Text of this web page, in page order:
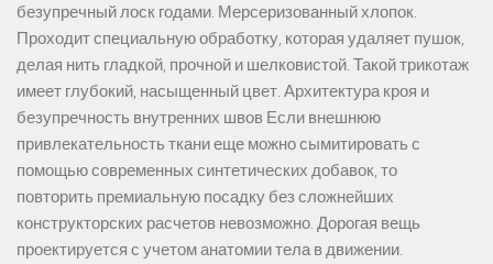
безупречный лоск годами. Мерсеризованный хлопок.
Проходит специальную обработку, которая удаляет пушок,
делая нить гладкой, прочной и шелковистой. Такой трикотаж
имеет глубокий, насыщенный цвет. Архитектура кроя и
безупречность внутренних швов Если внешнюю
привлекательность ткани еще можно сымитировать с
помощью современных синтетических добавок, то
повторить премиальную посадку без сложнейших
конструкторских расчетов невозможно. Дорогая вещь
проектируется с учетом анатомии тела в движении.